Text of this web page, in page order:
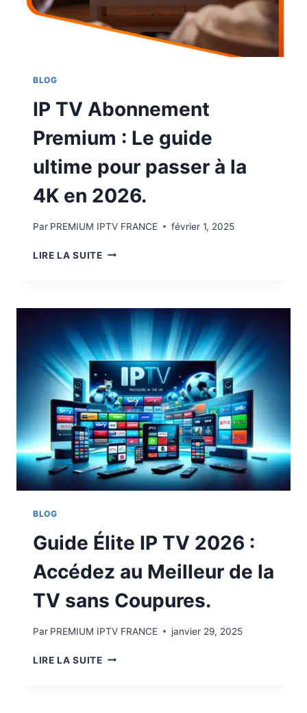
BLOG
IP TV Abonnement
Premium : Le guide
ultime pour passer à la
4K en 2026.
Par PREMIUM IPTV FRANCE février 1, 2025
LIRE LA SUITE
BLOG
Guide Élite IP TV 2026 :
Accédez au Meilleur de la
TV sans Coupures.
Par PREMIUM IPTV FRANCE janvier 29, 2025
LIRE LA SUITE